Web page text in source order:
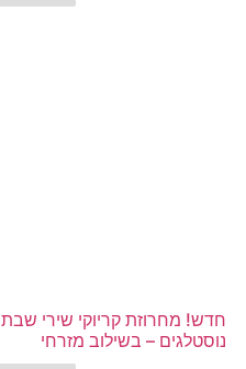
חדש! מחרוזת קריוקי שירי שבת
נוסטלגים – בשילוב מזרחי